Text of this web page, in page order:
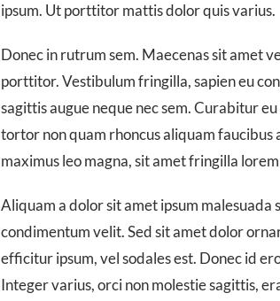
ipsum. Ut porttitor mattis dolor quis varius.
Donec in rutrum sem. Maecenas sit amet
porttitor. Vestibulum fringilla, sapien eu
sagittis augue neque nec sem. Curabitur
tortor non quam rhoncus aliquam faucibus
maximus leo magna, sit amet fringilla
Aliquam a dolor sit amet ipsum malesuada
condimentum velit. Sed sit amet dolor
efficitur ipsum, vel sodales est. Donec id
Integer varius, orci non molestie sagittis,